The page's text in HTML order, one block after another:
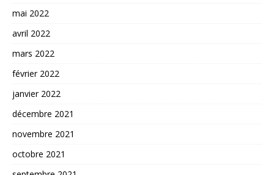
mai 2022
avril 2022
mars 2022
février 2022
janvier 2022
décembre 2021
novembre 2021
octobre 2021